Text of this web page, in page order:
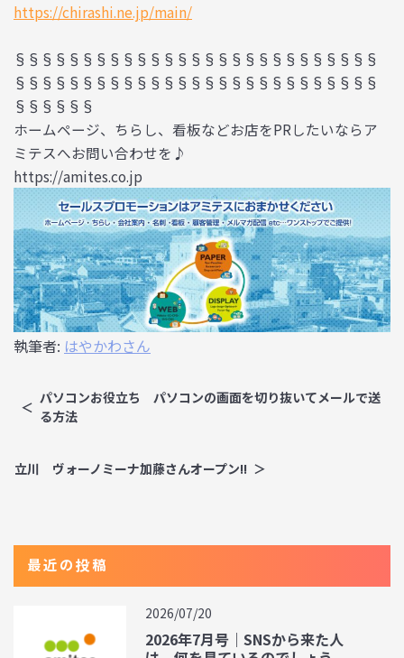
https://chirashi.ne.jp/main/
§§§§§§§§§§§§§§§§§§§§§§§§§§§
§§§§§§§§§§§§§§§§§§§§§§§§§§§
§§§§§§
ホームページ、ちらし、看板などお店をPRしたいならア
ミテスへお問い合わせを♪
https://amites.co.jp
執筆者: はやかわさん
パソコンお役立ち パソコンの画面を切り抜いてメールで送
る方法
立川 ヴォーノミーナ加藤さんオープン!!
最近の投稿
2026/07/20
2026年7月号｜SNSから来た人